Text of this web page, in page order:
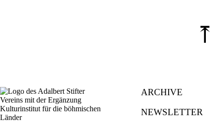
⤒
ARCHIVE
NEWSLETTER